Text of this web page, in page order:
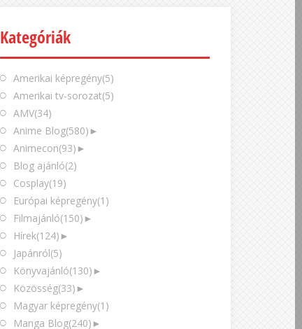
Kategóriák
Amerikai képregény(5)
Amerikai tv-sorozat(5)
AMV(34)
Anime Blog(580) ►
Animecon(93) ►
Blog ajánló(2)
Cosplay(19)
Európai képregény(1)
Filmajánló(150) ►
Hírek(124) ►
Japánról(5)
Könyvajánló(130) ►
Közösség(33) ►
Magyar képregény(1)
Manga Blog(240) ►